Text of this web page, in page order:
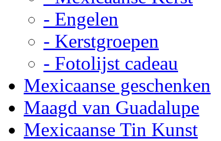
- Engelen
- Kerstgroepen
- Fotolijst cadeau
Mexicaanse geschenken
Maagd van Guadalupe
Mexicaanse Tin Kunst